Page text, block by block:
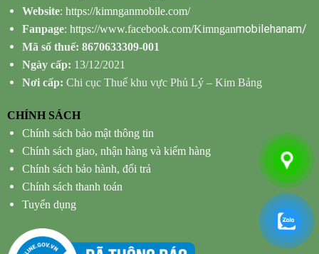
Website: https://kimnganmobile.com/
Fanpage: https://www.facebook.com/Kimnganmobilehanam/
Mã số thuế: 8670633309-001
Ngày cấp: 13/12/2021
Nơi cấp: Chi cục Thuế khu vực Phủ Lý – Kim Bảng
CHÍNH SÁCH
Chính sách bảo mật thông tin
Chính sách giao, nhận hàng và kiểm hàng
Chính sách bảo hành, đổi trả
Chính sách thanh toán
Tuyển dụng